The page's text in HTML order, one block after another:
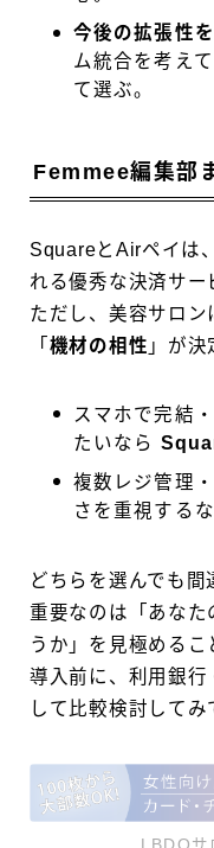
今後の拡張性
ム統合を考え
て選ぶ。
Femmee編集部
SquareとAirペイは
れる優秀な決済サー
ただし、美容サロン
「 機材の相性 」が決
スマホで完結
たいなら
複数レジ管理
さを重視する
どちらを選んでも間
重要なのは「あなた
うか」を見極めるこ
導入前に、利用銀
して比較検討してみ